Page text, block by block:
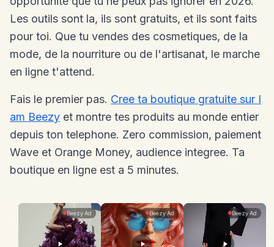
Les outils sont la, ils sont gratuits, et ils sont faits
pour toi. Que tu vendes des cosmetiques, de la
mode, de la nourriture ou de l'artisanat, le marche
en ligne t'attend.
Fais le premier pas. Cree ta boutique gratuite sur I
am Beezy et montre tes produits au monde entier
depuis ton telephone. Zero commission, paiement
Wave et Orange Money, audience integree. Ta
boutique en ligne est a 5 minutes.